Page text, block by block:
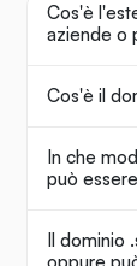
Cos'è
aziende o
Cos'è il
In che
può
Il